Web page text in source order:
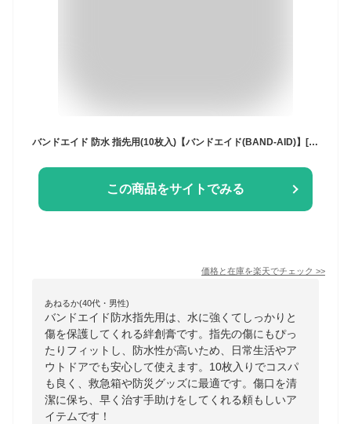
バンドエイド 防水 指先用(10枚入)【バンドエイド(BAND-AID)】[絆創膏 ばんそうこう 防水 救急箱 防災グッズ]
この商品をサイトでみる
価格と在庫を楽天でチェック >>
あねるか(40代・男性)
バンドエイド防水指先用は、水に強くてしっかりと
傷を保護してくれる絆創膏です。指先の傷にもぴっ
たりフィットし、防水性が高いため、日常生活やア
ウトドアでも安心して使えます。10枚入りでコスパ
も良く、救急箱や防災グッズに最適です。傷口を清
潔に保ち、早く治す手助けをしてくれる頼もしいア
イテムです！